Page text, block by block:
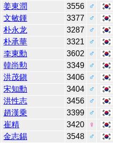
姜東潤 3556
♂
文敏鍾 3377
♂
朴永龙 3287
♂
朴承華 3321
♂
李東勳 3602
♂
韓尚勲 3349
♂
洪茂鎭 3406
♂
宋知勳 3404
♂
洪性志 3456
♂
趙漢乗 3399
♂
崔精 3420
♀
金志錫 3548
♂